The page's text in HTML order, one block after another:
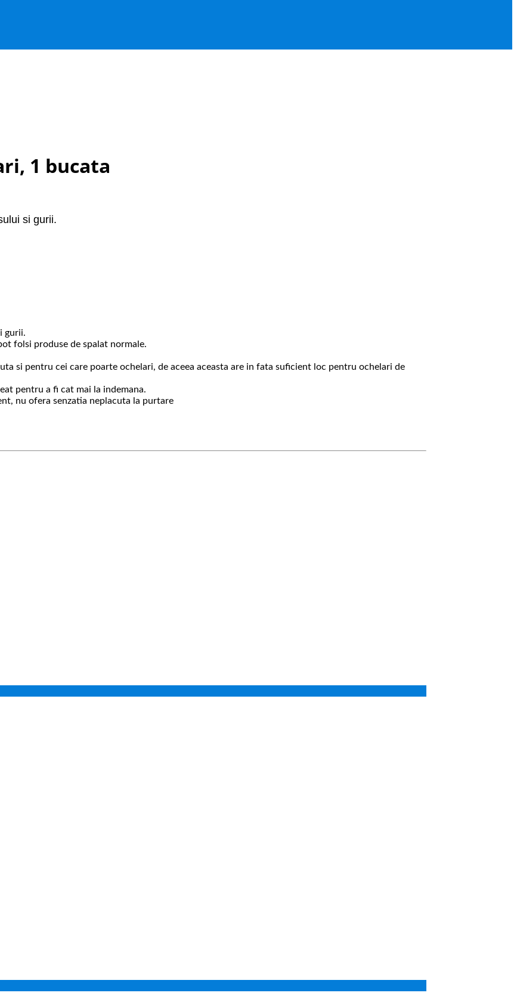
1 bucata
si gurii.
gurii.
folsi produse de spalat normale.
si pentru cei care poarte ochelari, de aceea aceasta are in fata suficient loc pentru ochelari de
pentru a fi cat mai la indemana.
nu ofera senzatia neplacuta la purtare